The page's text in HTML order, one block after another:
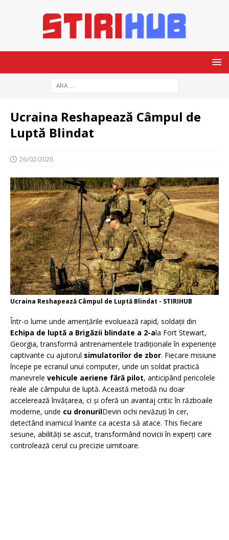
Ucraina Reshapează Câmpul de
Luptă Blindat
26/02/2026
Ucraina Reshapează Câmpul de Luptă Blindat - STIRIHUB
Într-o lume unde amențările evoluează rapid, soldații din
Echipa de luptă a Brigăzii blindate a 2-ala Fort Stewart,
Georgia, transformă antrenamentele tradiționale în experiențe
captivante cu ajutorul simulatorilor de zbor. Fiecare misiune
începe pe ecranul unui computer, unde un soldat practică
manevrele vehicule aeriene fără pilot, anticipând pericolele
reale ale câmpului de luptă. Această metodă nu doar
accelerează învățarea, ci și oferă un avantaj critic în războaile
moderne, unde cu dronurilDevin ochi nevăzuți în cer,
detectând inamicul înainte ca acesta să atace. This fiecare
sesune, abilități se ascut, transformând novicii în experți care
controlează cerul cu precizie uimitoare.